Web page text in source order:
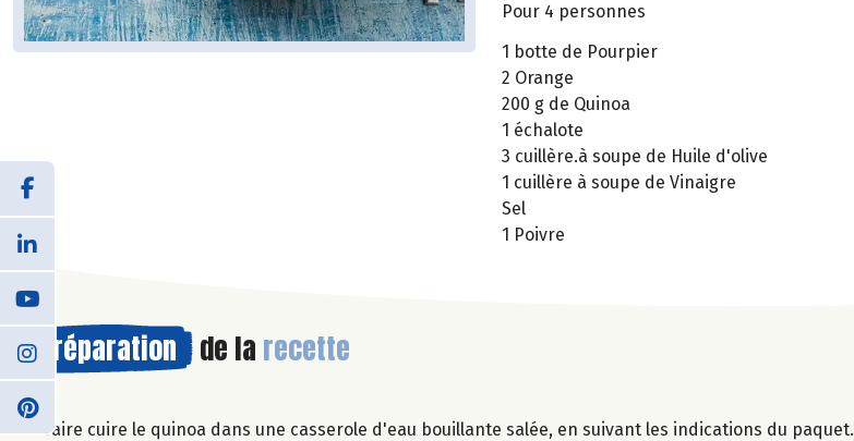
Pour 4 personnes
1 botte de Pourpier
2 Orange
200 g de Quinoa
1 échalote
3 cuillère.à soupe de Huile d'olive
1 cuillère à soupe de Vinaigre
Sel
1 Poivre
Préparation de la recette
Faire cuire le quinoa dans une casserole d'eau bouillante salée, en suivant les indications du paquet.